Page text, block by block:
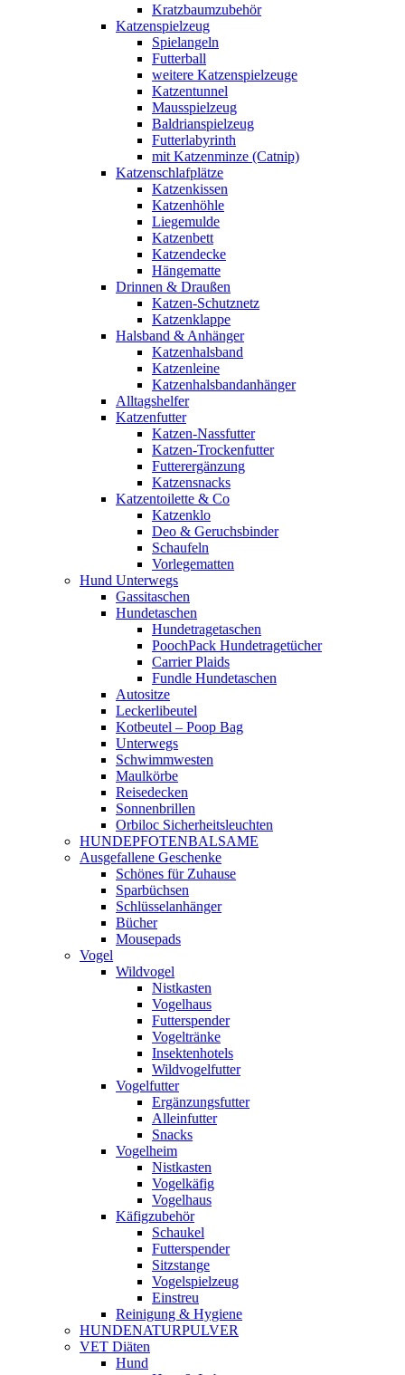
Kratzbaumzubehör
Katzenspielzeug
Spielangeln
Futterball
weitere Katzenspielzeuge
Katzentunnel
Mausspielzeug
Baldrianspielzeug
Futterlabyrinth
mit Katzenminze (Catnip)
Katzenschlafplätze
Katzenkissen
Katzenhöhle
Liegemulde
Katzenbett
Katzendecke
Hängematte
Drinnen & Draußen
Katzen-Schutznetz
Katzenklappe
Halsband & Anhänger
Katzenhalsband
Katzenleine
Katzenhalsbandanhänger
Alltagshelfer
Katzenfutter
Katzen-Nassfutter
Katzen-Trockenfutter
Futterergänzung
Katzensnacks
Katzentoilette & Co
Katzenklo
Deo & Geruchsbinder
Schaufeln
Vorlegematten
Hund Unterwegs
Gassitaschen
Hundetaschen
Hundetragetaschen
PoochPack Hundetragetücher
Carrier Plaids
Fundle Hundetaschen
Autositze
Leckerlibeutel
Kotbeutel – Poop Bag
Unterwegs
Schwimmwesten
Maulkörbe
Reisedecken
Sonnenbrillen
Orbiloc Sicherheitsleuchten
HUNDEPFOTENBALSAME
Ausgefallene Geschenke
Schönes für Zuhause
Sparbüchsen
Schlüsselanhänger
Bücher
Mousepads
Vogel
Wildvogel
Nistkasten
Vogelhaus
Futterspender
Vogeltränke
Insektenhotels
Wildvogelfutter
Vogelfutter
Ergänzungsfutter
Alleinfutter
Snacks
Vogelheim
Nistkasten
Vogelkäfig
Vogelhaus
Käfigzubehör
Schaukel
Futterspender
Sitzstange
Vogelspielzeug
Einstreu
Reinigung & Hygiene
HUNDENATURPULVER
VET Diäten
Hund